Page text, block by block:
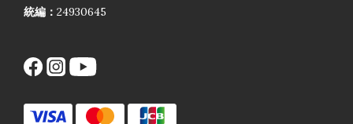
統編： 24930645